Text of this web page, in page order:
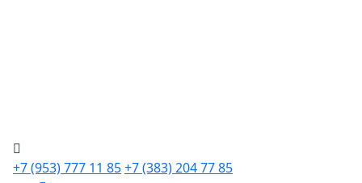
+7 (953) 777 11 85+7 (383) 204 77 85